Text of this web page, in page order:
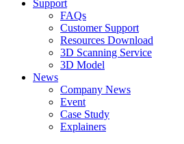
Support
FAQs
Customer Support
Resources Download
3D Scanning Service
3D Model
News
Company News
Event
Case Study
Explainers